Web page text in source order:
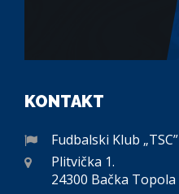
KONTAKT
Fudbalski Klub „TSC”
Plitvička 1.
24300 Bačka Topola